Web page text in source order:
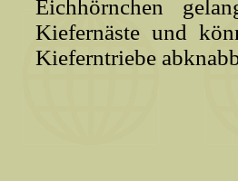
Eichhörnchen
Kiefernäste und
Kieferntriebe